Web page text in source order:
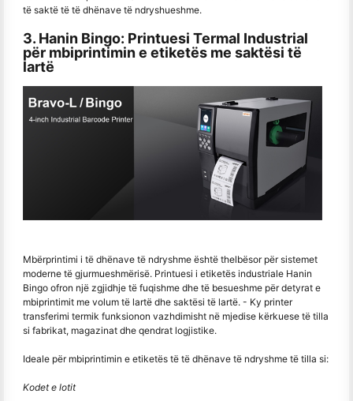
të saktë të të dhënave të ndryshueshme.
3. Hanin Bingo: Printuesi Termal Industrial
për mbiprintimin e etiketës me saktësi të
lartë
Mbërprintimi i të dhënave të ndryshme është thelbësor për sistemet
moderne të gjurmueshmërisë. Printuesi i etiketës industriale Hanin
Bingo ofron një zgjidhje të fuqishme dhe të besueshme për detyrat e
mbiprintimit me volum të lartë dhe saktësi të lartë. - Ky printer
transferimi termik funksionon vazhdimisht në mjedise kërkuese të tilla
si fabrikat, magazinat dhe qendrat logjistike.
Ideale për mbiprintimin e etiketës të të dhënave të ndryshme të tilla si:
Kodet e lotit